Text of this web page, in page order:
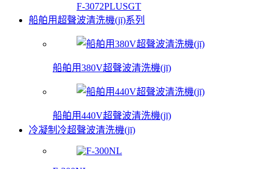
F-3072PLUSGT
船舶用超聲波清洗機(jī)系列
船舶用380V超聲波清洗機(jī)
船舶用440V超聲波清洗機(jī)
冷凝制冷超聲波清洗機(jī)